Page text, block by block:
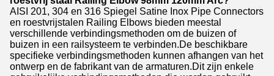
AISI 201, 304 en 316 Spiegel Satine Inox Pipe Connectors
en roestvrijstalen Railing Elbows bieden meestal
verschillende verbindingsmethoden om de buizen of
buizen in een railsysteem te verbinden.De beschikbare
specifieke verbindingsmethoden kunnen afhangen van het
ontwerp en de fabrikant van de armaturen.Dit zijn enkele